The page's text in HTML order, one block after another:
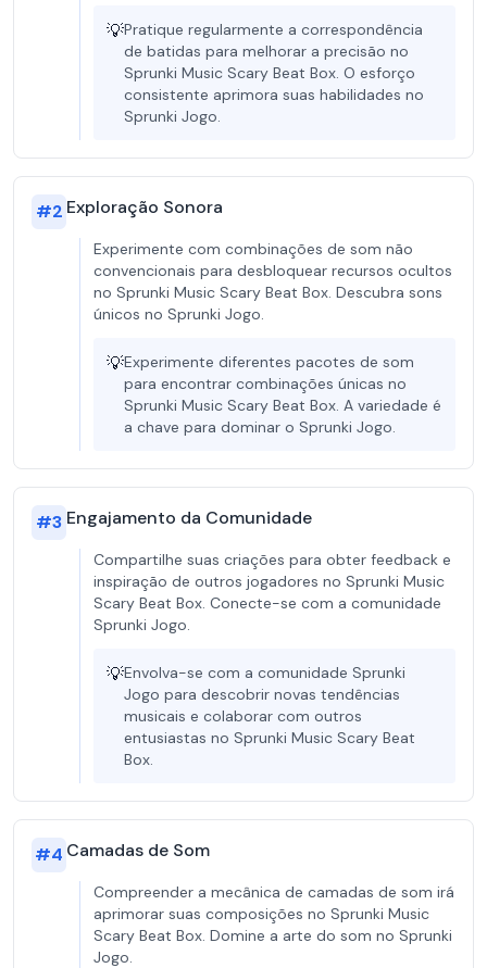
💡Pratique regularmente a correspondência
de batidas para melhorar a precisão no
Sprunki Music Scary Beat Box. O esforço
consistente aprimora suas habilidades no
Sprunki Jogo.
#2 Exploração Sonora
Experimente com combinações de som não
convencionais para desbloquear recursos ocultos
no Sprunki Music Scary Beat Box. Descubra sons
únicos no Sprunki Jogo.
💡Experimente diferentes pacotes de som
para encontrar combinações únicas no
Sprunki Music Scary Beat Box. A variedade é
a chave para dominar o Sprunki Jogo.
#3 Engajamento da Comunidade
Compartilhe suas criações para obter feedback e
inspiração de outros jogadores no Sprunki Music
Scary Beat Box. Conecte-se com a comunidade
Sprunki Jogo.
💡Envolva-se com a comunidade Sprunki
Jogo para descobrir novas tendências
musicais e colaborar com outros
entusiastas no Sprunki Music Scary Beat
Box.
#4 Camadas de Som
Compreender a mecânica de camadas de som irá
aprimorar suas composições no Sprunki Music
Scary Beat Box. Domine a arte do som no Sprunki
Jogo.